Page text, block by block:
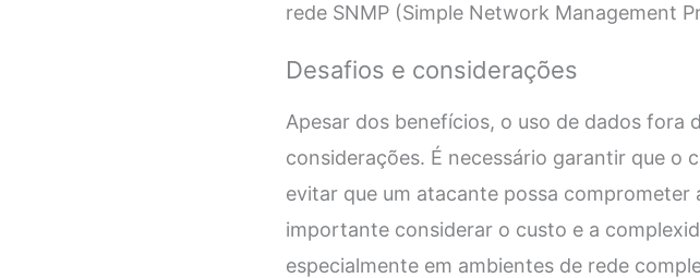
rede SNMP (Simple Network Management
Desafios e considerações
Apesar dos benefícios, o uso de dados fora
considerações. É necessário garantir que o
evitar que um atacante possa
importante considerar o custo e a
especialmente em ambientes de rede